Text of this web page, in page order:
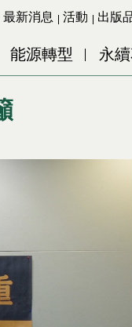
最新消息 活動 出版
能源轉型 永